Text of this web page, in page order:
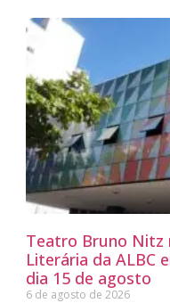
Teatro Bruno Nitz
Literária da ALBC
dia 15 de agosto
6 de agosto de 2026